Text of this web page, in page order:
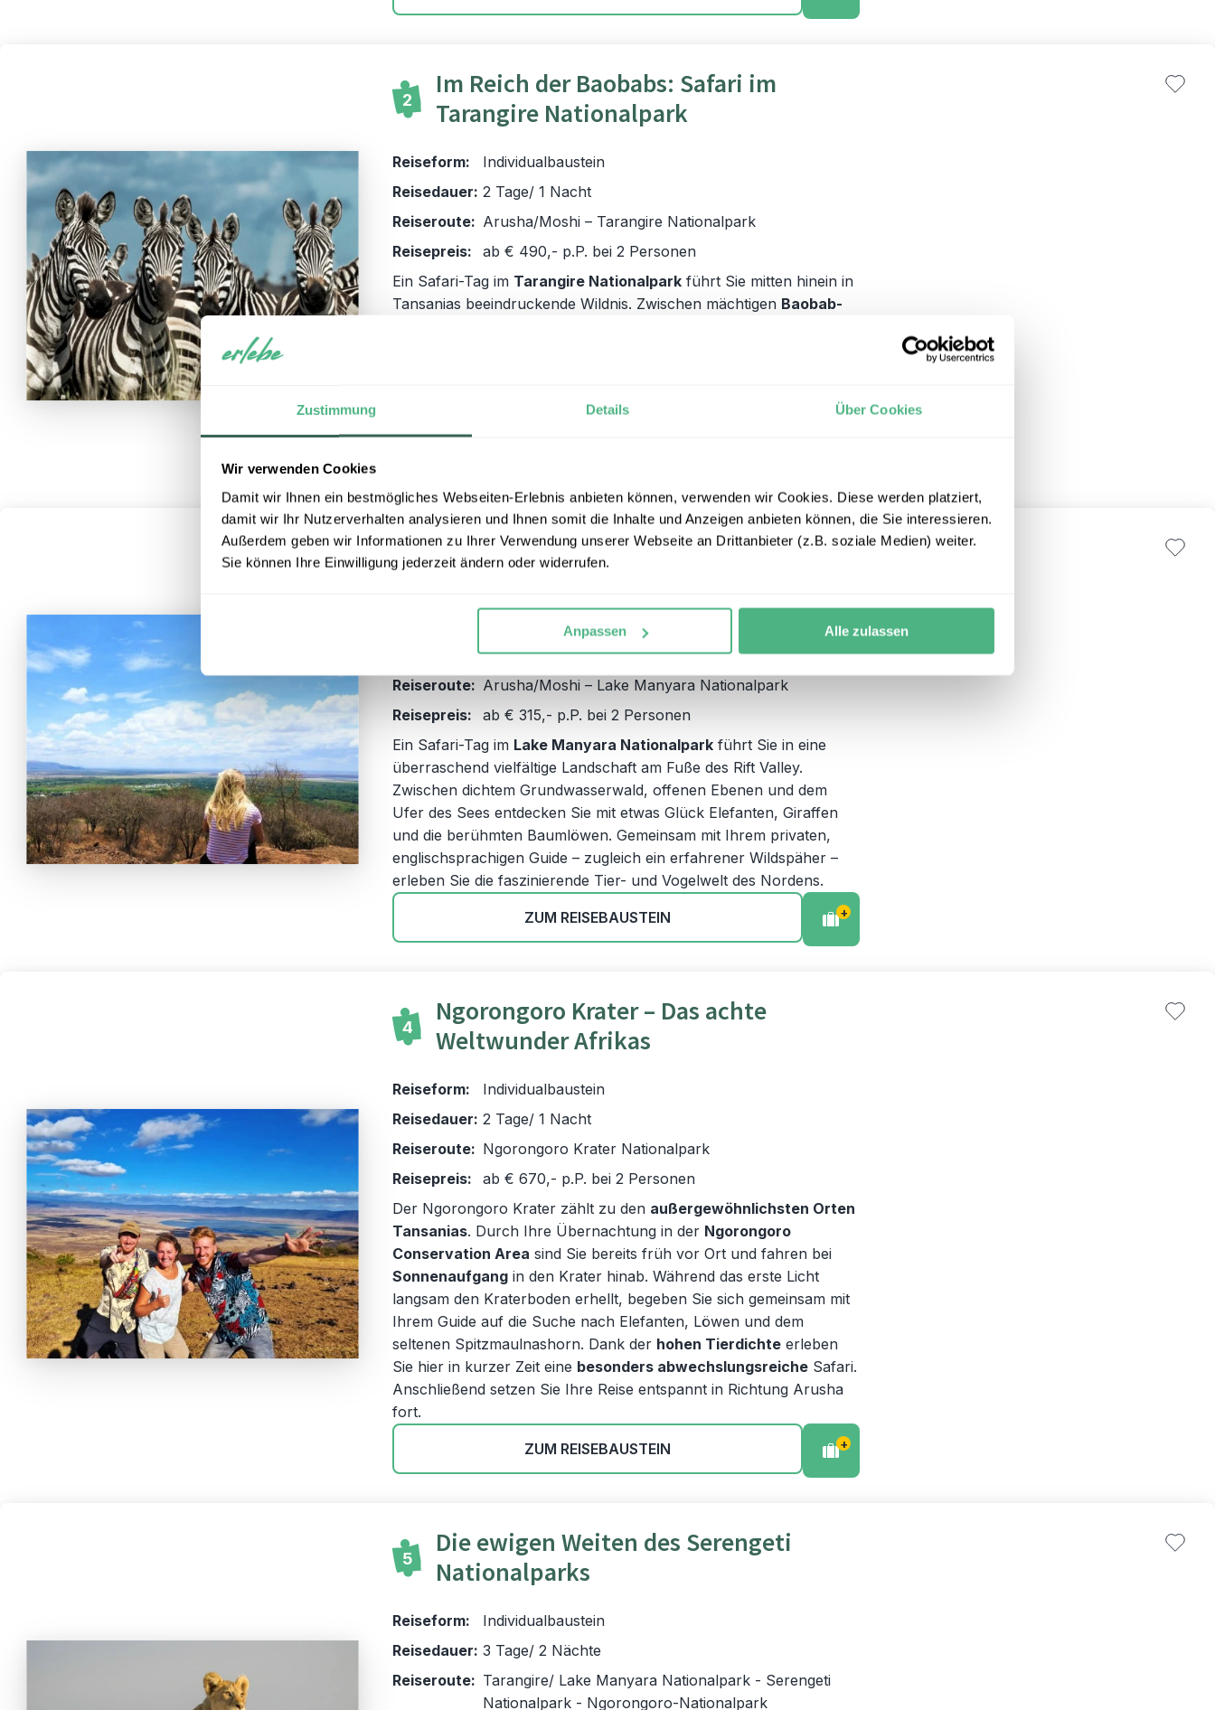
Zustimmung Details Über Cookies
Wir verwenden Cookies
Damit wir Ihnen ein bestmögliches Webseiten-Erlebnis anbieten können, verwenden wir Cookies. Diese werden platziert,
damit wir Ihr Nutzerverhalten analysieren und Ihnen somit die Inhalte und Anzeigen anbieten können, die Sie interessieren.
Außerdem geben wir Informationen zu Ihrer Verwendung unserer Webseite an Drittanbieter (z.B. soziale Medien) weiter.
Sie können Ihre Einwilligung jederzeit ändern oder widerrufen.
Anpassen Alle zulassen
2
Im Reich der Baobabs: Safari im
Tarangire Nationalpark
Reiseform:
Individualbaustein
Reisedauer: 2 Tage/ 1 Nacht
Reiseroute: Arusha/Moshi – Tarangire Nationalpark
Reisepreis:
ab € 490,- p.P. bei 2 Personen
Ein Safari-Tag im Tarangire Nationalpark führt Sie mitten hinein in
Tansanias beeindruckende Wildnis. Zwischen mächtigen Baobab-
faszinierende Tierwelt des Nordens.
3
Lake Manyara Nationalpark am
afrikanischem Grabenbruch
Individualbaustein
Reisedauer: 2 Tage/ 1 Nacht
Reiseroute: Arusha/Moshi – Lake Manyara Nationalpark
Reisepreis:
ab € 315,- p.P. bei 2 Personen
Ein Safari-Tag im Lake Manyara Nationalpark führt Sie in eine
überraschend vielfältige Landschaft am Fuße des Rift Valley.
Zwischen dichtem Grundwasserwald, offenen Ebenen und dem
Ufer des Sees entdecken Sie mit etwas Glück Elefanten, Giraffen
und die berühmten Baumlöwen. Gemeinsam mit Ihrem privaten,
englischsprachigen Guide – zugleich ein erfahrener Wildspäher –
erleben Sie die faszinierende Tier- und Vogelwelt des Nordens.
ZUM REISEBAUSTEIN +
4
Ngorongoro Krater – Das achte
Weltwunder Afrikas
Reiseform:
Individualbaustein
Reisedauer: 2 Tage/ 1 Nacht
Reiseroute: Ngorongoro Krater Nationalpark
Reisepreis:
ab € 670,- p.P. bei 2 Personen
Der Ngorongoro Krater zählt zu den außergewöhnlichsten Orten
Tansanias. Durch Ihre Übernachtung in der Ngorongoro
Conservation Area sind Sie bereits früh vor Ort und fahren bei
Sonnenaufgang in den Krater hinab. Während das erste Licht
langsam den Kraterboden erhellt, begeben Sie sich gemeinsam mit
Ihrem Guide auf die Suche nach Elefanten, Löwen und dem
seltenen Spitzmaulnashorn. Dank der hohen Tierdichte erleben
Sie hier in kurzer Zeit eine besonders abwechslungsreiche Safari.
Anschließend setzen Sie Ihre Reise entspannt in Richtung Arusha
fort.
ZUM REISEBAUSTEIN +
5
Die ewigen Weiten des Serengeti
Nationalparks
Reiseform:
Individualbaustein
Reisedauer: 3 Tage/ 2 Nächte
Reiseroute: Tarangire/ Lake Manyara Nationalpark - Serengeti
Nationalpark - Ngorongoro-Nationalpark